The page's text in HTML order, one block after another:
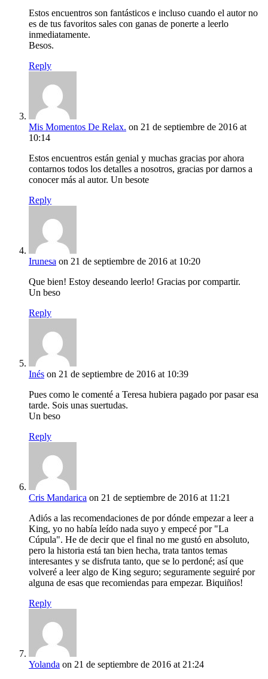
Estos encuentros son fantásticos e incluso cuando el autor no
es de tus favoritos sales con ganas de ponerte a leerlo
inmediatamente.
Besos.
Reply
Mis Momentos De Relax. on 21 de septiembre de 2016 at
10:14
Estos encuentros están genial y muchas gracias por ahora
contarnos todos los detalles a nosotros, gracias por darnos a
conocer más al autor. Un besote
Reply
Irunesa on 21 de septiembre de 2016 at 10:20
Que bien! Estoy deseando leerlo! Gracias por compartir.
Un beso
Reply
Inés on 21 de septiembre de 2016 at 10:39
Pues como le comenté a Teresa hubiera pagado por pasar esa
tarde. Sois unas suertudas.
Un beso
Reply
Cris Mandarica on 21 de septiembre de 2016 at 11:21
Adiós a las recomendaciones de por dónde empezar a leer a
King, yo no había leído nada suyo y empecé por "La
Cúpula". He de decir que el final no me gustó en absoluto,
pero la historia está tan bien hecha, trata tantos temas
interesantes y se disfruta tanto, que se lo perdoné; así que
volveré a leer algo de King seguro; seguramente seguiré por
alguna de esas que recomiendas para empezar. Biquiños!
Reply
Yolanda on 21 de septiembre de 2016 at 21:24